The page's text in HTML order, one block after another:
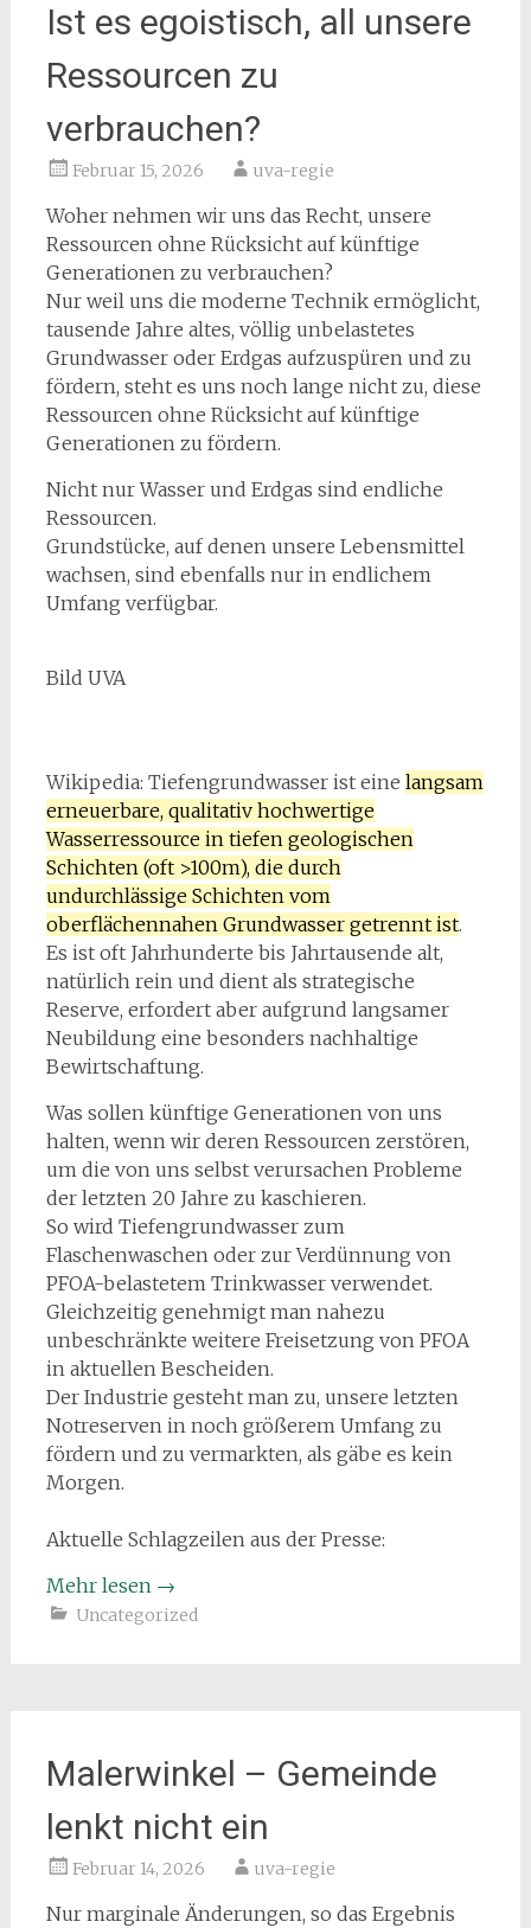
Ist es egoistisch, all unsere
Ressourcen zu
verbrauchen?
Februar 15, 2026 uva-regie
Woher nehmen wir uns das Recht, unsere
Ressourcen ohne Rücksicht auf künftige
Generationen zu verbrauchen?
Nur weil uns die moderne Technik ermöglicht,
tausende Jahre altes, völlig unbelastetes
Grundwasser oder Erdgas aufzuspüren und zu
fördern, steht es uns noch lange nicht zu, diese
Ressourcen ohne Rücksicht auf künftige
Generationen zu fördern.
Nicht nur Wasser und Erdgas sind endliche
Ressourcen.
Grundstücke, auf denen unsere Lebensmittel
wachsen, sind ebenfalls nur in endlichem
Umfang verfügbar.
Bild UVA
Wikipedia: Tiefengrundwasser ist eine langsam
erneuerbare, qualitativ hochwertige
Wasserressource in tiefen geologischen
Schichten (oft >100m), die durch
undurchlässige Schichten vom
oberflächennahen Grundwasser getrennt ist.
Es ist oft Jahrhunderte bis Jahrtausende alt,
natürlich rein und dient als strategische
Reserve, erfordert aber aufgrund langsamer
Neubildung eine besonders nachhaltige
Bewirtschaftung.
Was sollen künftige Generationen von uns
halten, wenn wir deren Ressourcen zerstören,
um die von uns selbst verursachen Probleme
der letzten 20 Jahre zu kaschieren.
So wird Tiefengrundwasser zum
Flaschenwaschen oder zur Verdünnung von
PFOA-belastetem Trinkwasser verwendet.
Gleichzeitig genehmigt man nahezu
unbeschränkte weitere Freisetzung von PFOA
in aktuellen Bescheiden.
Der Industrie gesteht man zu, unsere letzten
Notreserven in noch größerem Umfang zu
fördern und zu vermarkten, als gäbe es kein
Morgen.
Aktuelle Schlagzeilen aus der Presse:
Mehr lesen →
Uncategorized
Malerwinkel – Gemeinde
lenkt nicht ein
Februar 14, 2026 uva-regie
Nur marginale Änderungen, so das Ergebnis